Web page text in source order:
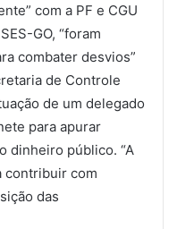
com a PF e CGU
GO, “foram
combater desvios”
de Controle
de um delegado
para apurar
dinheiro público. “A
contribuir com
das